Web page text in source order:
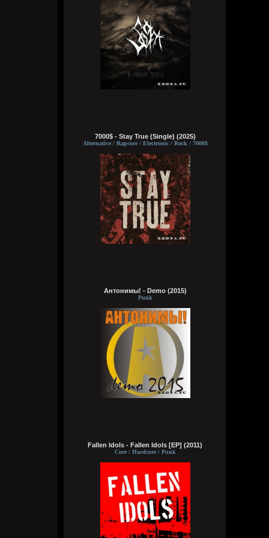
столько же. Получается она и не стареет
даже, ей все время 60
Кукуня
Вчера в 16:15:29
Я любила и люблю.
Это мне судьба послала
Грешную любовь мою.
Не судите строго, люди,
Пожалей меня, родня,
Видно, в жизни суждено мне
Выпить грешного вина
Кукуня
Вчера в 16:15:01
Wirtuozik
За мои зелёные глаза
Называешь ты меня колдуньей,
Говоришь ты это мне не зря,
Сердце у тебя я забрала
Wirtuozik
Вчера в 16:14:24
7000$ - Stay True (Single) (2025)
Alternative / Rapcore / Electronic / Rock / 7000$
Антонимы! - Demo (2015)
Punk
Fallen Idols - Fallen Idols [EP] (2011)
Core / Hardcore / Punk